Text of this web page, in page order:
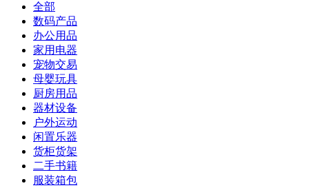
全部
数码产品
办公用品
家用电器
宠物交易
母婴玩具
厨房用品
器材设备
户外运动
闲置乐器
货柜货架
二手书籍
服装箱包